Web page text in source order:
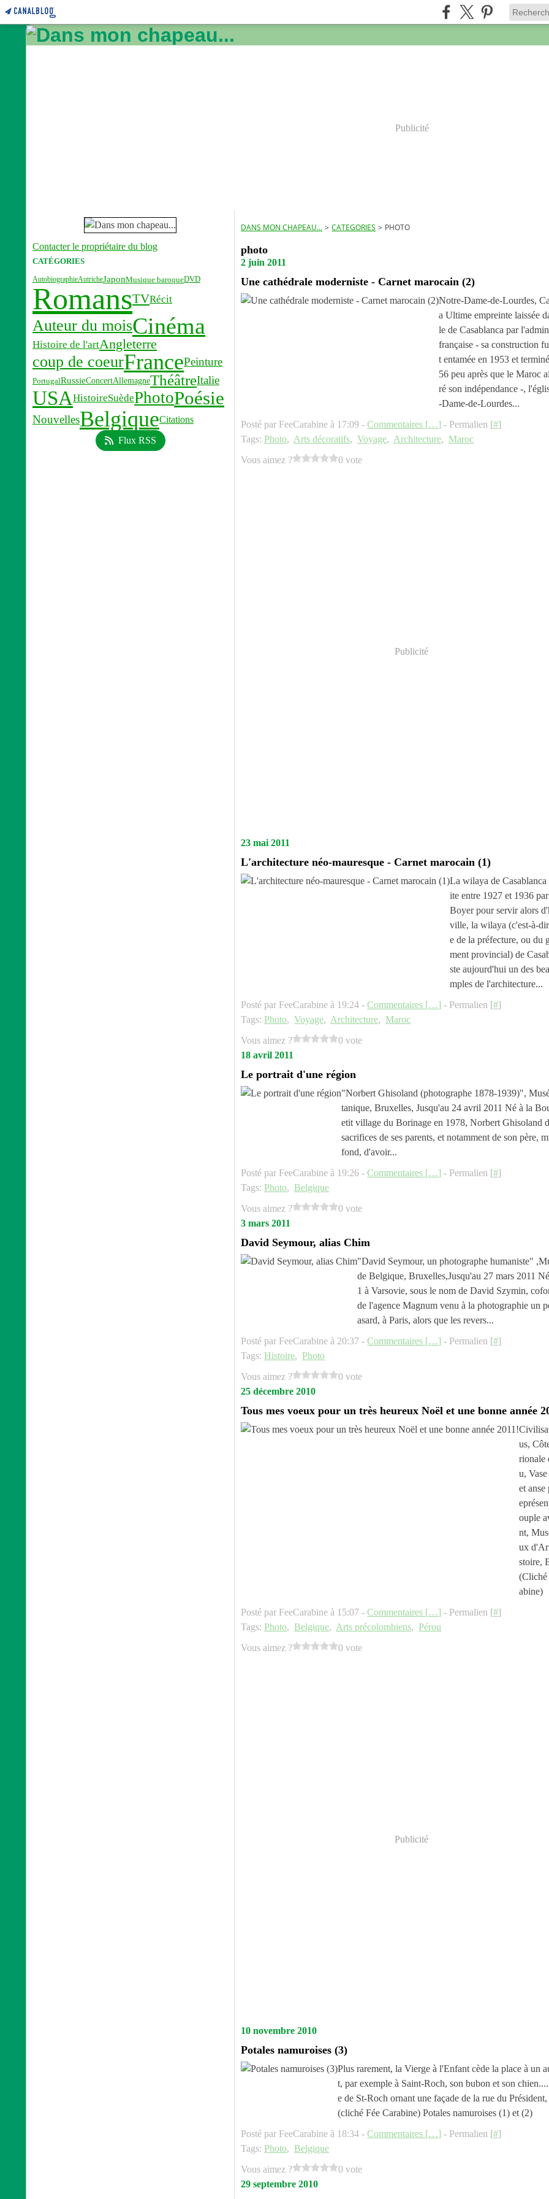
Publicité
Contacter le propriétaire du blog
CATÉGORIES
AutobiographieAutricheJaponMusique baroqueDVD
RomansTVRécit
Auteur du moisCinéma
Histoire de l'artAngleterre
coup de coeurFrancePeinture
PortugalRussieConcertAllemagneThéâtreItalie
USAHistoireSuèdePhotoPoésie
NouvellesBelgiqueCitations
Flux RSS
DANS MON CHAPEAU... > CATEGORIES > PHOTO
photo
2 juin 2011
Une cathédrale moderniste - Carnet marocain (2)
Notre-Dame-de-Lourdes,
a Ultime empreinte laissée
le de Casablanca par
française - sa construction
t entamée en 1953 et
56 peu après que le Maroc
ré son indépendance -,
-Dame-de-Lourdes...
Posté par FeeCarabine à 17:09 -Commentaires […] - Permalien [#]
Tags:Photo, Arts décoratifs,Voyage, Architecture,Maroc
Vous aimez ?
0 vote
Publicité
23 mai 2011
L'architecture néo-mauresque - Carnet marocain (1)
La wilaya de Casablanca
ite entre 1927 et 1936
Boyer pour servir alors
ville, la wilaya (c'est-à-
e de la préfecture, ou du
ment provincial) de
ste aujourd'hui un des
mples de l'architecture...
Posté par FeeCarabine à 19:24 -Commentaires […] - Permalien [#]
Tags:Photo,Voyage, Architecture,Maroc
Vous aimez ?
0 vote
18 avril 2011
Le portrait d'une région
"Norbert Ghisoland (photographe 1878-1939)",
tanique, Bruxelles, Jusqu'au 24 avril 2011 Né à la
etit village du Borinage en 1978, Norbert Ghisoland
sacrifices de ses parents, et notamment de son père,
fond, d'avoir...
Posté par FeeCarabine à 19:26 -Commentaires […] - Permalien [#]
Tags:Photo,Belgique
Vous aimez ?
0 vote
3 mars 2011
David Seymour, alias Chim
"David Seymour, un photographe humaniste"
de Belgique, Bruxelles,Jusqu'au 27 mars 2011
1 à Varsovie, sous le nom de David Szymin,
de l'agence Magnum venu à la photographie un
asard, à Paris, alors que les revers...
Posté par FeeCarabine à 20:37 -Commentaires […] - Permalien [#]
Tags:Histoire,Photo
Vous aimez ?
0 vote
25 décembre 2010
Tous mes voeux pour un très heureux Noël et une bonne année
us,
rionale
u,
et anse
ouple
nt,
ux
stoire,
(Cliché
abine)
Posté par FeeCarabine à 15:07 -Commentaires […] - Permalien [#]
Tags:Photo,Belgique, Arts précolombiens,Pérou
Vous aimez ?
0 vote
Publicité
10 novembre 2010
Potales namuroises (3)
Plus rarement, la Vierge à l'Enfant cède la place à un
t, par exemple à Saint-Roch, son bubon et son
e de St-Roch ornant une façade de la rue du
(cliché Fée Carabine) Potales namuroises (1) et (2)
Posté par FeeCarabine à 18:34 -Commentaires […] - Permalien [#]
Tags:Photo,Belgique
Vous aimez ?
0 vote
29 septembre 2010